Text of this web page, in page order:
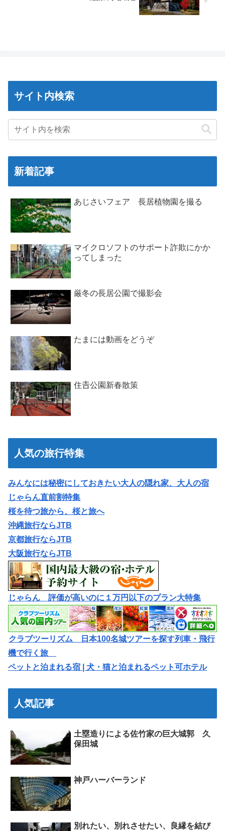
サイト内検索
新着記事
あじさいフェア 長居植物園を撮る
マイクロソフトのサポート詐欺にかか
ってしまった
厳冬の長居公園で撮影会
たまには動画をどうぞ
住𠮷公園新春散策
人気の旅行特集
みんなには秘密にしておきたい大人の隠れ家、大人の宿
じゃらん直前割特集
桜を待つ旅から、桜と旅へ
沖縄旅行ならJTB
京都旅行ならJTB
大阪旅行ならJTB
じゃらん 評価が高いのに１万円以下のプラン大特集
クラブツーリズム 日本100名城ツアーを探す列車・飛行
機で行く旅
ペットと泊まれる宿 | 犬・猫と泊まれるペット可ホテル
人気記事
土塁造りによる佐竹家の巨大城郭 久
保田城
神戸ハーバーランド
別れたい、別れさせたい、良縁を結び